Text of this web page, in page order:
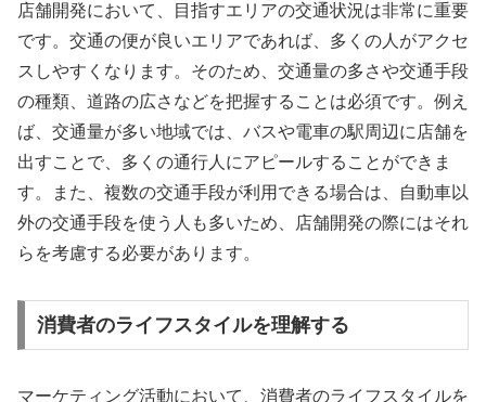
店舗開発において、目指すエリアの交通状況は非常に重要
です。交通の便が良いエリアであれば、多くの人がアクセ
スしやすくなります。そのため、交通量の多さや交通手段
の種類、道路の広さなどを把握することは必須です。例え
ば、交通量が多い地域では、バスや電車の駅周辺に店舗を
出すことで、多くの通行人にアピールすることができま
す。また、複数の交通手段が利用できる場合は、自動車以
外の交通手段を使う人も多いため、店舗開発の際にはそれ
らを考慮する必要があります。
消費者のライフスタイルを理解する
マーケティング活動において、消費者のライフスタイルを